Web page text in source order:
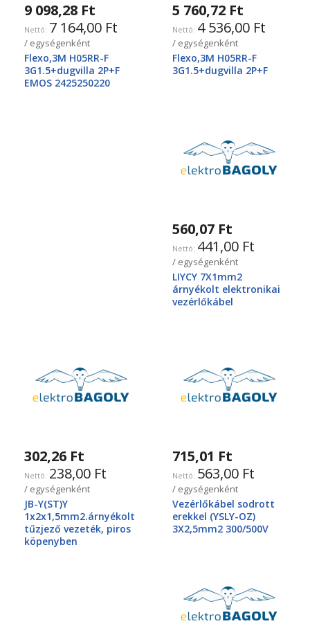
9 098,28 Ft
7 164,00 Ft
/ egységenként
Flexo,3M H05RR-F
3G1.5+dugvilla 2P+F
EMOS 2425250220
5 760,72 Ft
4 536,00 Ft
/ egységenként
Flexo,3M H05RR-F
3G1.5+dugvilla 2P+F
560,07 Ft
441,00 Ft
/ egységenként
LIYCY 7X1mm2
árnyékolt elektronikai
vezérlőkábel
302,26 Ft
238,00 Ft
/ egységenként
JB-Y(ST)Y
1x2x1,5mm2.árnyékolt
tűzjező vezeték, piros
köpenyben
715,01 Ft
563,00 Ft
/ egységenként
Vezérlőkábel sodrott
erekkel (YSLY-OZ)
3X2,5mm2 300/500V